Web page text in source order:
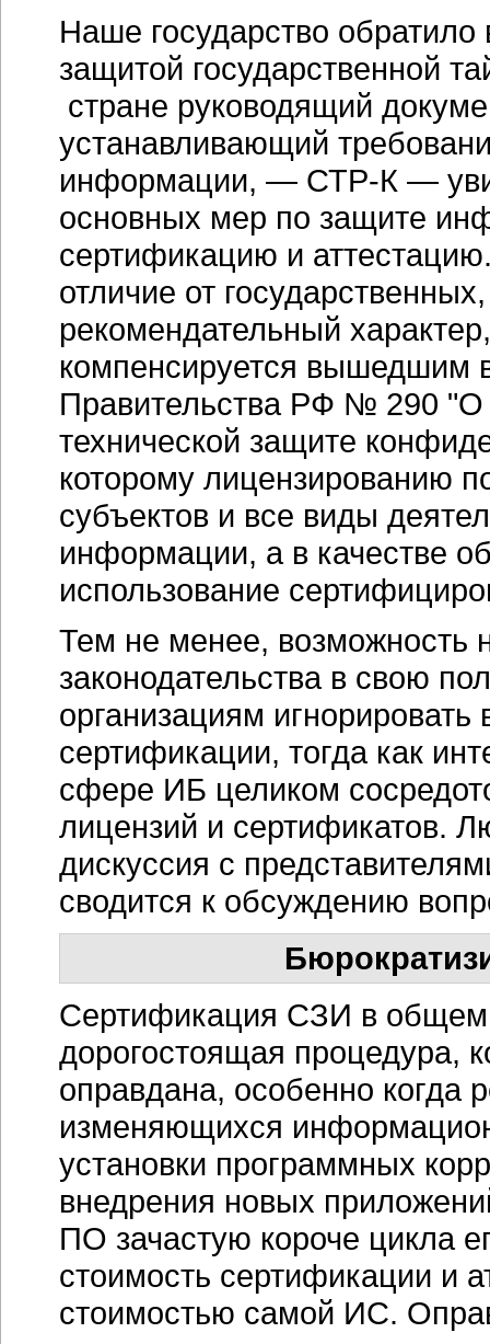
Наше государство
защитой государственной
стране руководящий
устанавливающий
информации, — СТР-К —
основных мер по защите
сертификацию и
отличие от
рекомендательный
компенсируется вышедшим
Правительства РФ № 290 "О
технической защите
которому лицензированию
субъектов и все виды
информации, а в качестве
использование
Тем не менее, возможность
законодательства в свою
организациям
сертификации, тогда как
сфере ИБ целиком
лицензий и сертификатов.
дискуссия с
сводится к обсуждению
Сертификация СЗИ в общем
дорогостоящая процедура,
оправдана, особенно когда
изменяющихся
установки программных
внедрения новых
ПО зачастую короче цикла
стоимость сертификации и
стоимостью самой ИС.